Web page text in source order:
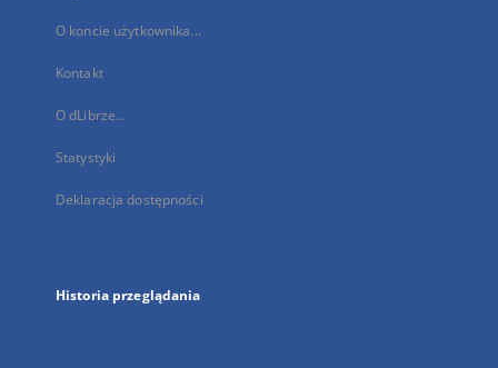
O koncie użytkownika...
Kontakt
O dLibrze...
Statystyki
Deklaracja dostępności
Historia przeglądania